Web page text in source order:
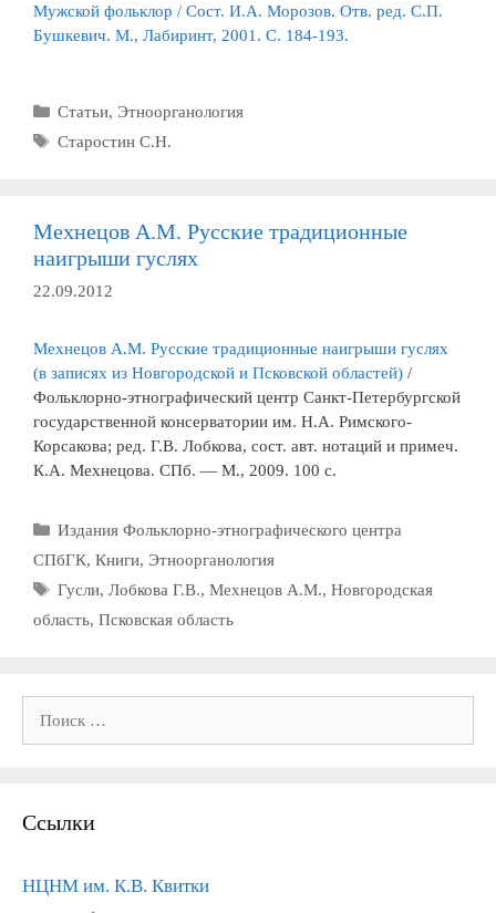
Мужской фольклор / Сост. И.А. Морозов. Отв. ред. С.П.
Бушкевич. М., Лабиринт, 2001. С. 184-193.
Рубрики
Статьи, Этноорганология
Метки
Старостин С.Н.
Мехнецов А.М. Русские традиционные
наигрыши гуслях
22.09.2012
Мехнецов А.М. Русские традиционные наигрыши гуслях
(в записях из Новгородской и Псковской областей) /
Фольклорно-этнографический центр Санкт-Петербургской
государственной консерватории им. Н.А. Римского-
Корсакова; ред. Г.В. Лобкова, сост. авт. нотаций и примеч.
К.А. Мехнецова. СПб. — М., 2009. 100 с.
Рубрики
Издания Фольклорно-этнографического центра
СПбГК, Книги, Этноорганология
Метки
Гусли, Лобкова Г.В., Мехнецов А.М., Новгородская
область, Псковская область
Ссылки
НЦНМ им. К.В. Квитки